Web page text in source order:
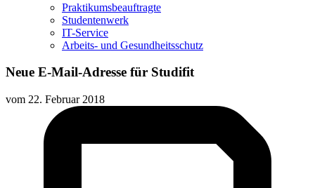
Praktikumsbeauftragte
Studentenwerk
IT-Service
Arbeits- und Gesundheitsschutz
Neue E-Mail-Adresse für Studifit
vom 22. Februar 2018